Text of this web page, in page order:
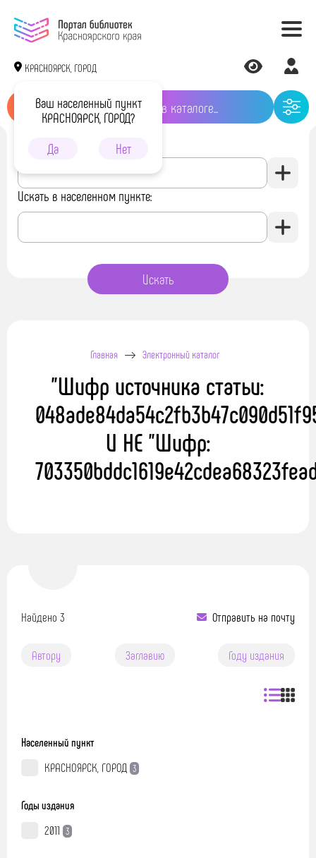
КРАСНОЯРСК, ГОРОД
Ваш населенный пункт
КРАСНОЯРСК, ГОРОД?
Да
Нет
Искать в библиотеке:
Искать в населенном пункте:
Главная Электронный каталог
"Шифр источника статьи:
И НЕ "Шифр:
Найдено 3 Отправить на почту
Автору Заглавию Году издания
Населенный пункт
КРАСНОЯРСК, ГОРОД 3
Годы издания
2011 3